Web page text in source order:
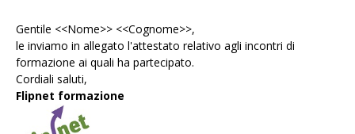
Gentile <<Nome>> <<Cognome>>,
le inviamo in allegato l'attestato relativo agli incontri di
formazione ai quali ha partecipato.
Cordiali saluti,
Flipnet formazione